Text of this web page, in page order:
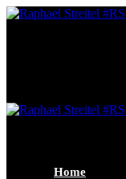
Skip
Home